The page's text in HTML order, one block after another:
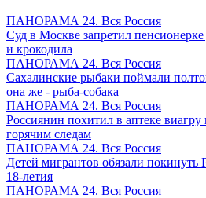
ПАНОРАМА 24. Вся Россия
Суд в Москве запретил пенсионерке
и крокодила
ПАНОРАМА 24. Вся Россия
Сахалинские рыбаки поймали
она же - рыба-собака
ПАНОРАМА 24. Вся Россия
Россиянин похитил в аптеке
горячим следам
ПАНОРАМА 24. Вся Россия
Детей мигрантов обязали
18-летия
ПАНОРАМА 24. Вся Россия